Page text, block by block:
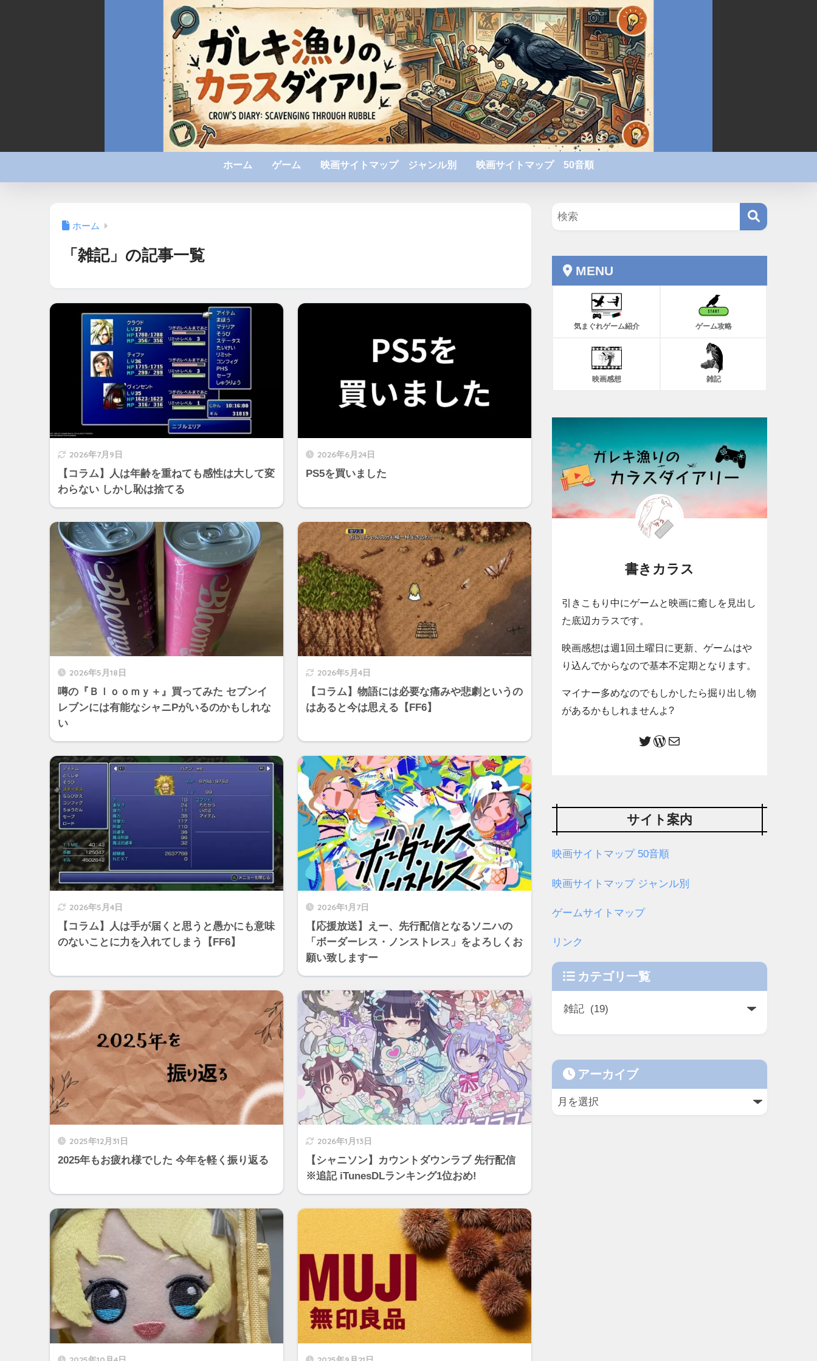
ホーム ゲーム 映画サイトマップ ジャンル別 映画サイトマップ 50音順
ホーム
「雑記」の記事一覧
2026年7月9日
【コラム】人は年齢を重ねても感性は大して変
わらない しかし恥は捨てる
2026年6月24日
PS5を買いました
2026年5月18日
噂の『Ｂｌｏｏｍｙ＋』買ってみた セブンイ
レブンには有能なシャニPがいるのかもしれな
い
2026年5月4日
【コラム】物語には必要な痛みや悲劇というの
はあると今は思える【FF6】
2026年5月4日
【コラム】人は手が届くと思うと愚かにも意味
のないことに力を入れてしまう【FF6】
2026年1月7日
【応援放送】えー、先行配信となるソニハの
「ボーダーレス・ノンストレス」をよろしくお
願い致しますー
2025年12月31日
2025年もお疲れ様でした 今年を軽く振り返る
2026年1月13日
【シャニソン】カウントダウンラブ 先行配信
※追記 iTunesDLランキング1位おめ!
MENU
気まぐれゲーム紹介 ゲーム攻略
映画感想 雑記
書きカラス
引きこもり中にゲームと映画に癒しを見出し
た底辺カラスです。
映画感想は週1回土曜日に更新、ゲームはや
り込んでからなので基本不定期となります。
マイナー多めなのでもしかしたら掘り出し物
があるかもしれませんよ?
サイト案内
映画サイトマップ 50音順
映画サイトマップ ジャンル別
ゲームサイトマップ
リンク
カテゴリ一覧
アーカイブ